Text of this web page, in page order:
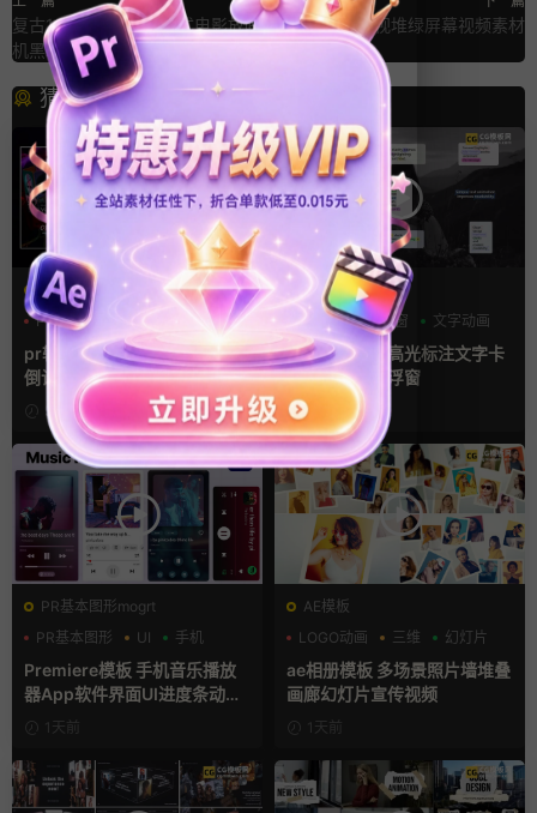
复古16mm胶片质感老式电影放映
机黑场转场过渡PR模板+音效
8组复古老电视堆绿屏幕视频素材
猜你喜欢
PR基本图形mogrt
PR基本图形
倒计时
pr轮播模板 方屏竖屏4K展示
倒计时轮播图PR模版
5小时前
FCPX字幕
字幕模板
弹窗 文字动画
fcpx插件 9组高光标注文字卡
片窗口小组件浮窗
5小时前
PR基本图形mogrt
PR基本图形
UI 手机
Premiere模板 手机音乐播放
器App软件界面UI进度条动画
视频样机pr模版
1天前
AE模板
LOGO动画
三维 幻灯片
ae相册模板 多场景照片墙堆叠
画廊幻灯片宣传视频
1天前